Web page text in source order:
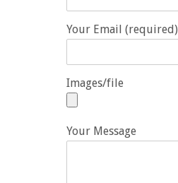
Your Email (required)
Images/file
Your Message